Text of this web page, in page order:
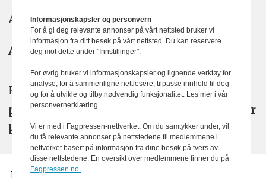
Annonse: annonse@watchmedia.no
Abonnement:kom24@watchmedia.no
KOM24 arbeider etter Vær Varsom-
plakatens regler for god presseskikk. Her
kan du lese mer omPFUsarbeid.
Informasjonskapsler og personvern
For å gi deg relevante annonser på vårt nettsted bruker vi
informasjon fra ditt besøk på vårt nettsted. Du kan reservere
deg mot dette under "Innstillinger".
For øvrig bruker vi informasjonskapsler og lignende verktøy for
analyse, for å sammenligne nettlesere, tilpasse innhold til deg
og for å utvikle og tilby nødvendig funksjonalitet. Les mer i vår
personvernerklæring.
Vi er med i Fagpressen-nettverket. Om du samtykker under, vil
du få relevante annonser på nettstedene til medlemmene i
nettverket basert på informasjon fra dine besøk på tvers av
disse nettstedene. En oversikt over medlemmene finner du på
Fagpressen.no.